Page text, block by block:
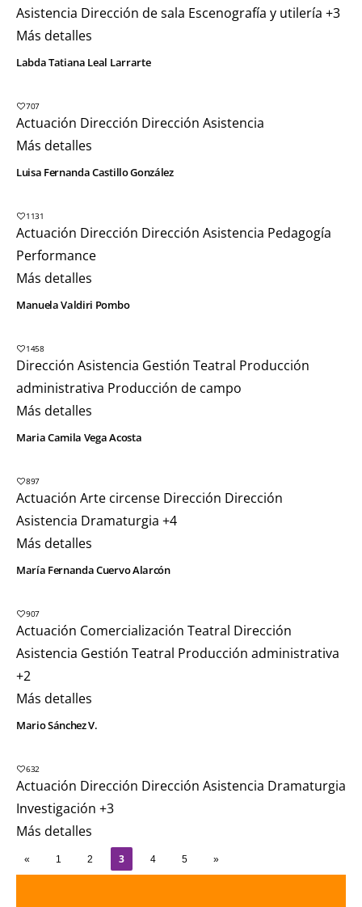
Asistencia Dirección de sala Escenografía y utilería +3
Más detalles
Labda Tatiana Leal Larrarte
707
Actuación Dirección Dirección Asistencia
Más detalles
Luisa Fernanda Castillo González
1131
Actuación Dirección Dirección Asistencia Pedagogía
Performance
Más detalles
Manuela Valdiri Pombo
1458
Dirección Asistencia Gestión Teatral Producción
administrativa Producción de campo
Más detalles
Maria Camila Vega Acosta
897
Actuación Arte circense Dirección Dirección
Asistencia Dramaturgia +4
Más detalles
María Fernanda Cuervo Alarcón
907
Actuación Comercialización Teatral Dirección
Asistencia Gestión Teatral Producción administrativa
+2
Más detalles
Mario Sánchez V.
632
Actuación Dirección Dirección Asistencia Dramaturgia
Investigación +3
Más detalles
« 1 2 3 4 5 »